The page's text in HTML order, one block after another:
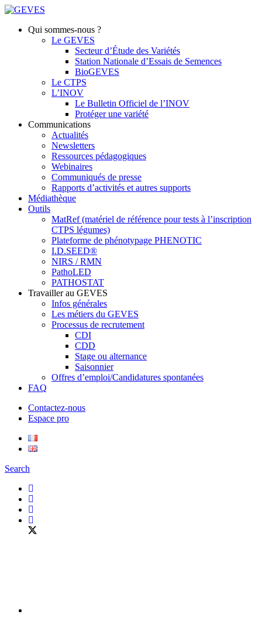
Qui sommes-nous ?
Le GEVES
Secteur d’Étude des Variétés
Station Nationale d’Essais de Semences
BioGEVES
Le CTPS
L’INOV
Le Bulletin Officiel de l’INOV
Protéger une variété
Communications
Actualités
Newsletters
Ressources pédagogiques
Webinaires
Communiqués de presse
Rapports d’activités et autres supports
Médiathèque
Outils
MatRef (matériel de référence pour tests à l’inscription
CTPS légumes)
Plateforme de phénotypage PHENOTIC
I.D.SEED®
NIRS / RMN
PathoLED
PATHOSTAT
Travailler au GEVES
Infos générales
Les métiers du GEVES
Processus de recrutement
CDI
CDD
Stage ou alternance
Saisonnier
Offres d’emploi/Candidatures spontanées
FAQ
Contactez-nous
Espace pro
Search